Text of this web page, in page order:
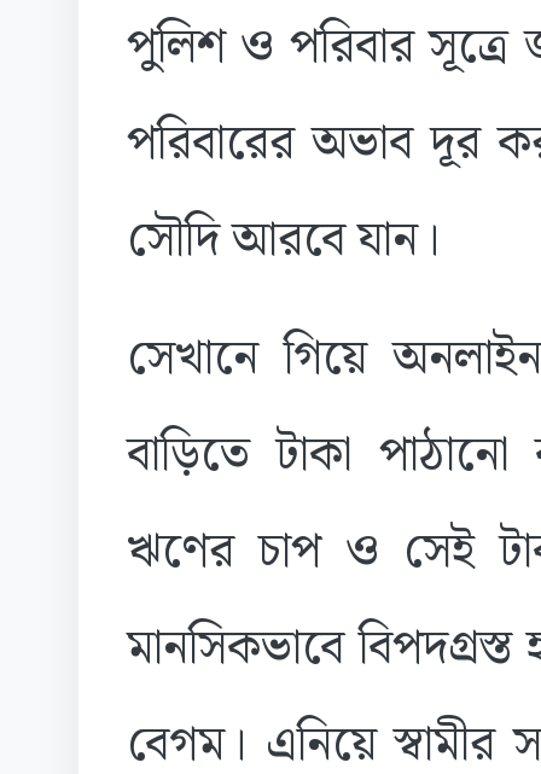
পুলিশ ও পরিবার
পরিবারের অভাব দূর
সৌদি আরবে যান।
সেখানে গিয়ে
বাড়িতে টাকা
ঋণের চাপ ও সেই
মানসিকভাবে
বেগম। এনিয়ে স্বামীর